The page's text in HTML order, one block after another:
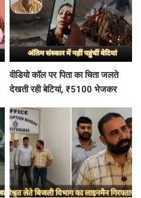
वीडियो कॉल पर पिता का चिता जलते
देखती रही बेटियां, ₹5100 भेजकर